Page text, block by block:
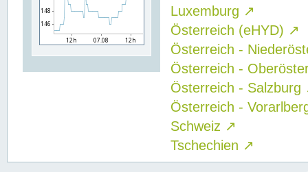
Luxemburg ↗
Österreich (eHYD) ↗
Österreich -
Österreich -
Österreich - Salzburg
Österreich -
Schweiz ↗
Tschechien ↗